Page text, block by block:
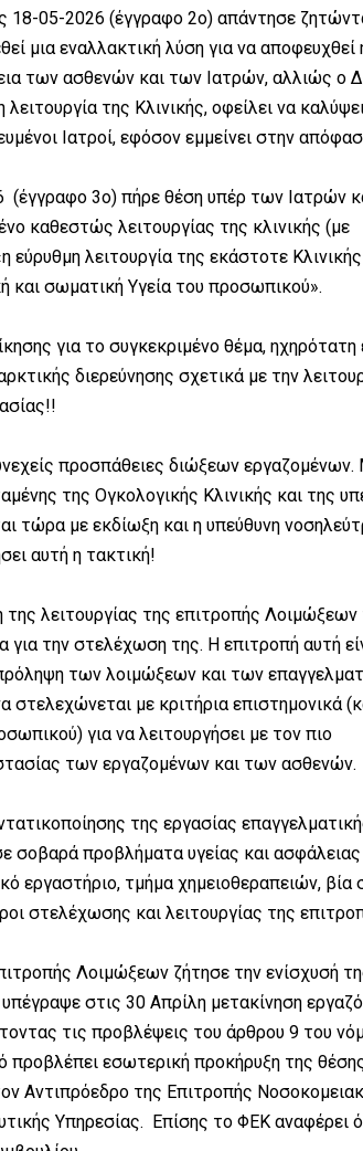
18-05-2026 (έγγραφο 2ο) απάντησε
μια εναλλακτική λύση για να αποφευχθεί
των ασθενών και των Ιατρών, αλλιώς ο
της Κλινικής, οφείλει να
Ιατροί, εφόσον εμμείνει στην
(έγγραφο 3ο) πήρε θέση υπέρ των Ιατρών
καθεστώς λειτουργίας της κλινικής (με
εύρυθμη λειτουργία της εκάστοτε Κλινικής
και σωματική Υγεία του προσωπικού».
για το συγκεκριμένο θέμα, ηχηρότατη
διερεύνησης σχετικά με την
προσπάθειες διώξεων
της Ογκολογικής Κλινικής και της
τώρα με εκδίωξη και η υπεύθυνη
αυτή η τακτική!
λειτουργίας της επιτροπής Λοιμώξεων
για την στελέχωση της. Η επιτροπή αυτή
των λοιμώξεων και των
στελεχώνεται με κριτήρια επιστημονικά
για να λειτουργήσει με τον πιο
των εργαζομένων και των ασθενών.
της εργασίας
σοβαρά προβλήματα υγείας και
εργαστήριο, τμήμα χημειοθεραπειών, βία
στελέχωσης και λειτουργίας της
Λοιμώξεων ζήτησε την ενίσχυσή
στις 30 Απρίλη μετακίνηση
τις προβλέψεις του άρθρου 9 του
εσωτερική προκήρυξη της
Αντιπρόεδρο της Επιτροπής
Υπηρεσίας. Επίσης το ΦΕΚ αναφέρει